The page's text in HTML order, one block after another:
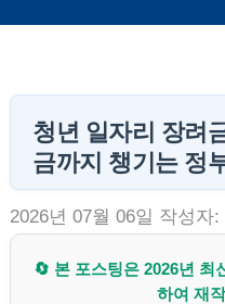
청년 일자리 장려
금까지 챙기는 정
2026년 07월 06일 작성자:
🔄 본 포스팅은 2026년 최
하여 재